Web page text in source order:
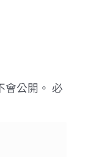
公開。 必